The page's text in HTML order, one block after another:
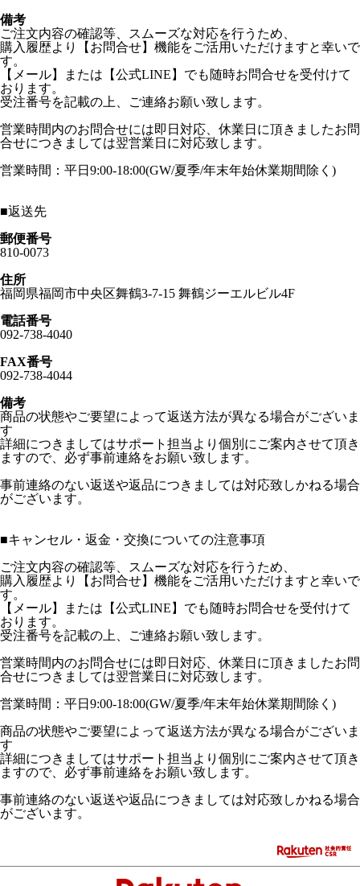
備考
ご注文内容の確認等、スムーズな対応を行うため、
購入履歴より【お問合せ】機能をご活用いただけますと幸いで
す。
【メール】または【公式LINE】でも随時お問合せを受付けて
おります。
受注番号を記載の上、ご連絡お願い致します。
営業時間内のお問合せには即日対応、休業日に頂きましたお問
合せにつきましては翌営業日に対応致します。
営業時間：平日9:00-18:00(GW/夏季/年末年始休業期間除く)
■返送先
郵便番号
810-0073
住所
福岡県福岡市中央区舞鶴3-7-15 舞鶴ジーエルビル4F
電話番号
092-738-4040
FAX番号
092-738-4044
備考
商品の状態やご要望によって返送方法が異なる場合がございま
す
詳細につきましてはサポート担当より個別にご案内させて頂き
ますので、必ず事前連絡をお願い致します。
事前連絡のない返送や返品につきましては対応致しかねる場合
がございます。
■キャンセル・返金・交換についての注意事項
ご注文内容の確認等、スムーズな対応を行うため、
購入履歴より【お問合せ】機能をご活用いただけますと幸いで
す。
【メール】または【公式LINE】でも随時お問合せを受付けて
おります。
受注番号を記載の上、ご連絡お願い致します。
営業時間内のお問合せには即日対応、休業日に頂きましたお問
合せにつきましては翌営業日に対応致します。
営業時間：平日9:00-18:00(GW/夏季/年末年始休業期間除く)
商品の状態やご要望によって返送方法が異なる場合がございま
す
詳細につきましてはサポート担当より個別にご案内させて頂き
ますので、必ず事前連絡をお願い致します。
事前連絡のない返送や返品につきましては対応致しかねる場合
がございます。